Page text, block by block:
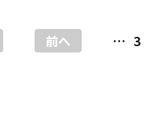
前へ … 3